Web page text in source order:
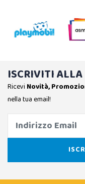
ISCRIVITI
Ricevi Novità,
nella tua email!